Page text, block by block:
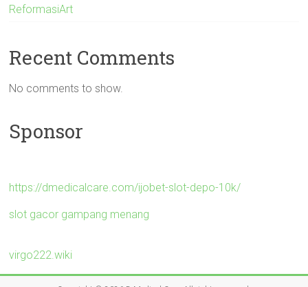
ReformasiArt
Recent Comments
No comments to show.
Sponsor
https://dmedicalcare.com/ijobet-slot-depo-10k/
slot gacor gampang menang
virgo222.wiki